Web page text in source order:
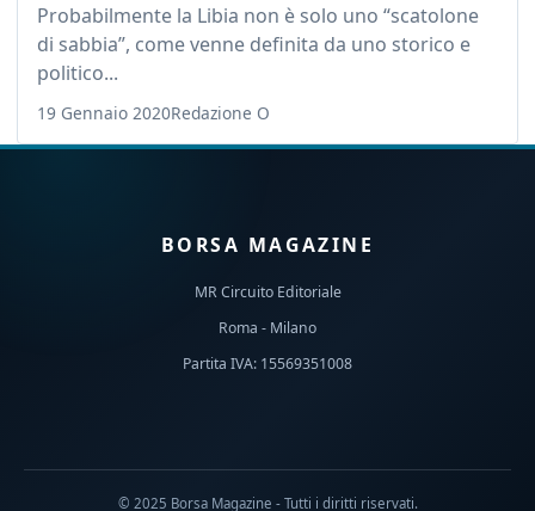
Probabilmente la Libia non è solo uno “scatolone
di sabbia”, come venne definita da uno storico e
politico...
19 Gennaio 2020Redazione O
BORSA MAGAZINE
MR Circuito Editoriale
Roma - Milano
Partita IVA: 15569351008
© 2025 Borsa Magazine - Tutti i diritti riservati.